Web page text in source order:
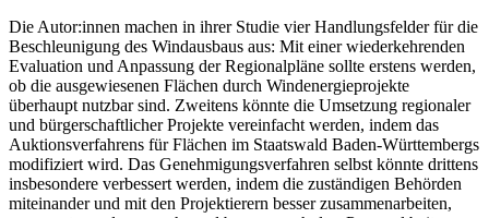
Die Autor:innen machen in ihrer Studie vier Handlungsfelder für die
Beschleunigung des Windausbaus aus: Mit einer wiederkehrenden
Evaluation und Anpassung der Regionalpläne sollte erstens werden,
ob die ausgewiesenen Flächen durch Windenergieprojekte
überhaupt nutzbar sind. Zweitens könnte die Umsetzung regionaler
und bürgerschaftlicher Projekte vereinfacht werden, indem das
Auktionsverfahrens für Flächen im Staatswald Baden-Württembergs
modifiziert wird. Das Genehmigungsverfahren selbst könnte drittens
insbesondere verbessert werden, indem die zuständigen Behörden
miteinander und mit den Projektierern besser zusammenarbeiten,